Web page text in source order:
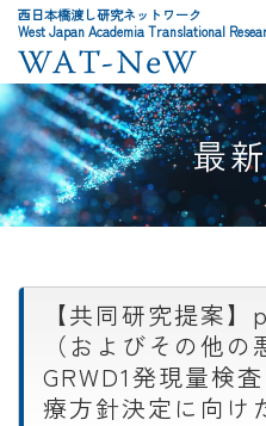
西日本橋渡し研究ネットワーク
West Japan Academia Translational
最
【共同研究提案
（およびその他
GRWD1発現量検
療方針決定に向け